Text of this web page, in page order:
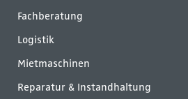
Fachberatung
Logistik
Mietmaschinen
Reparatur & Instandhaltung